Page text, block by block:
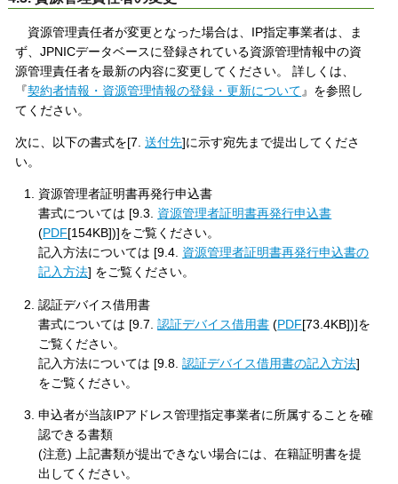
資源管理責任者が変更となった場合は、IP指定事業者は、ま
ず、JPNICデータベースに登録されている資源管理情報中の資
源管理責任者を最新の内容に変更してください。 詳しくは、
『契約者情報・資源管理情報の登録・更新について 』を参照し
てください。
次に、以下の書式を[7.送付先]に示す宛先まで提出してくださ
い。
資源管理者証明書再発行申込書
書式については [9.3. 資源管理者証明書再発行申込書
(PDF[154KB])]をご覧ください。
記入方法については [9.4. 資源管理者証明書再発行申込書の
記入方法] をご覧ください。
認証デバイス借用書
書式については [9.7.認証デバイス借用書 (PDF[73.4KB])]を
ご覧ください。
記入方法については [9.8.認証デバイス借用書の記入方法]
をご覧ください。
申込者が当該IPアドレス管理指定事業者に所属することを確
認できる書類
(注意) 上記書類が提出できない場合には、在籍証明書を提
出してください。